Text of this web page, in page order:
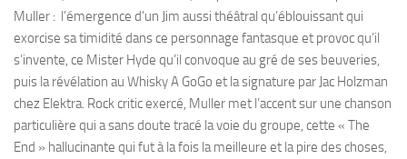
Muller : l’émergence d’un Jim aussi théâtral qu’éblouissant qui
exorcise sa timidité dans ce personnage fantasque et provoc qu’il
s’invente, ce Mister Hyde qu’il convoque au gré de ses beuveries,
puis la révélation au Whisky A GoGo et la signature par Jac Holzman
chez Elektra. Rock critic exercé, Muller met l’accent sur une chanson
particulière qui a sans doute tracé la voie du groupe, cette « The
End » hallucinante qui fut à la fois la meilleure et la pire des choses,